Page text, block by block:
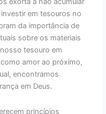
em tesouros no
da importância de
sobre os materiais
tesouro em
amor ao próximo,
encontramos
em Deus.
princípios